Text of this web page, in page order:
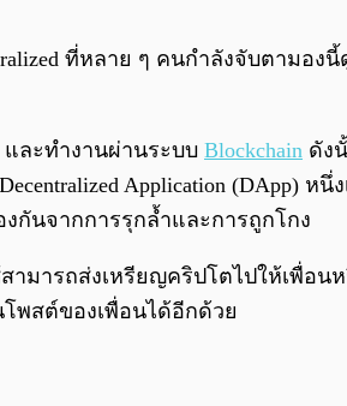
ที่หลาย ๆ คนกำลังจับตามอ
และทำงานผ่านระบบ Blockchain ดัง
Application (DApp)
กันจากการรุกล้ำและการถูกโกง
สามารถส่งเหรียญคริปโตไปให้เพื่อน
พสต์ของเพื่อนได้อีกด้วย